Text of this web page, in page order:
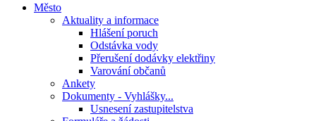
Město
Aktuality a informace
Hlášení poruch
Odstávka vody
Přerušení dodávky elektřiny
Varování občanů
Ankety
Dokumenty - Vyhlášky...
Usnesení zastupitelstva